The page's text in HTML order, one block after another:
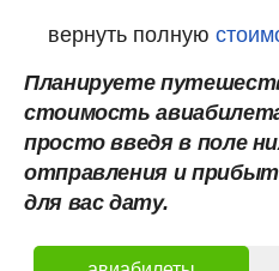
вернуть полную
Планируете
стоимость
просто введя в поле
отправления и
для вас дату.